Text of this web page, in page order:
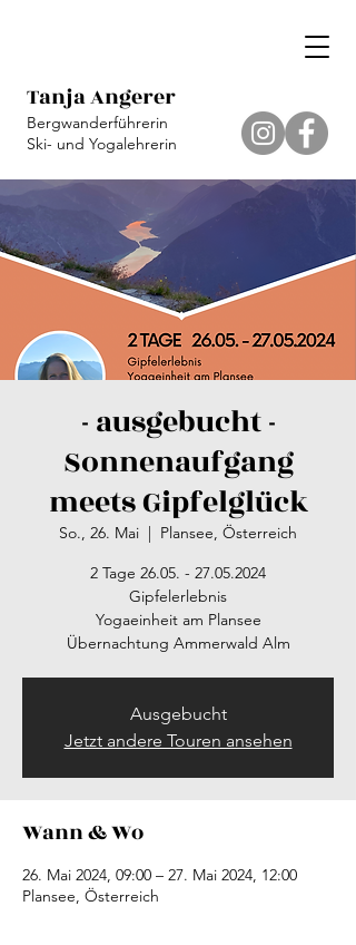
Tanja Angerer
Bergwanderführerin
Ski- und Yogalehrerin
- ausgebucht -
Sonnenaufgang
meets Gipfelglück
So., 26. Mai
  |
Plansee, Österreich
2 Tage 26.05. - 27.05.2024
Gipfelerlebnis
Yogaeinheit am Plansee
Übernachtung Ammerwald Alm
Ausgebucht
Jetzt andere Touren ansehen
Wann & Wo
26. Mai 2024, 09:00 – 27. Mai 2024, 12:00
Plansee, Österreich